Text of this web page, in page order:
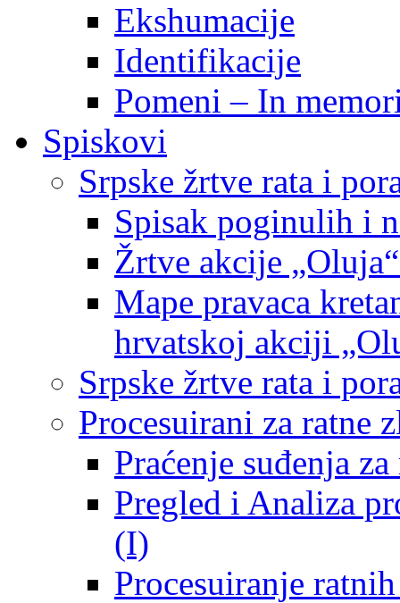
Ekshumacije
Identifikacije
Pomeni – In
Spiskovi
Srpske žrtve rata i
Spisak poginulih i
Žrtve akcije
Mape pravaca
hrvatskoj akciji
Srpske žrtve rata i
Procesuirani za ratne
Praćenje suđenja
Pregled i Analiza
(I)
Procesuiranje